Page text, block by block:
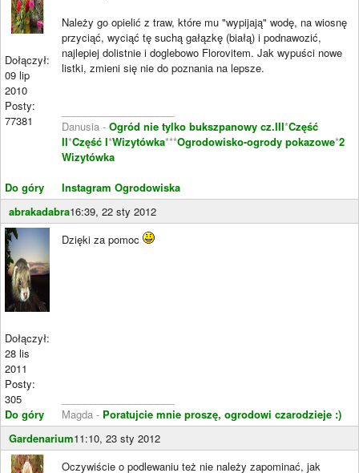
Dołączył:
09 lip
2010
Posty:
77381
Do góry
Należy go opielić z traw, które mu "wypijają" wodę, na wiosnę
przyciąć, wyciąć tę suchą gałązkę (białą) i podnawozić,
najlepiej dolistnie i doglebowo Florovitem. Jak wypuści nowe
listki, zmieni się nie do poznania na lepsze.
Danusia - Ogród nie tylko bukszpanowy cz.III*Część
II*Część I*Wizytówka***Ogrodowisko-ogrody pokazowe*2
Wizytówka
Instagram Ogrodowiska
abrakadabra16:39, 22 sty 2012
Dołączył:
28 lis
2011
Posty:
305
Do góry
Dzięki za pomoc
Magda - Poratujcie mnie proszę, ogrodowi czarodzieje :)
Gardenarium11:10, 23 sty 2012
Oczywiście o podlewaniu też nie należy zapominać, jak